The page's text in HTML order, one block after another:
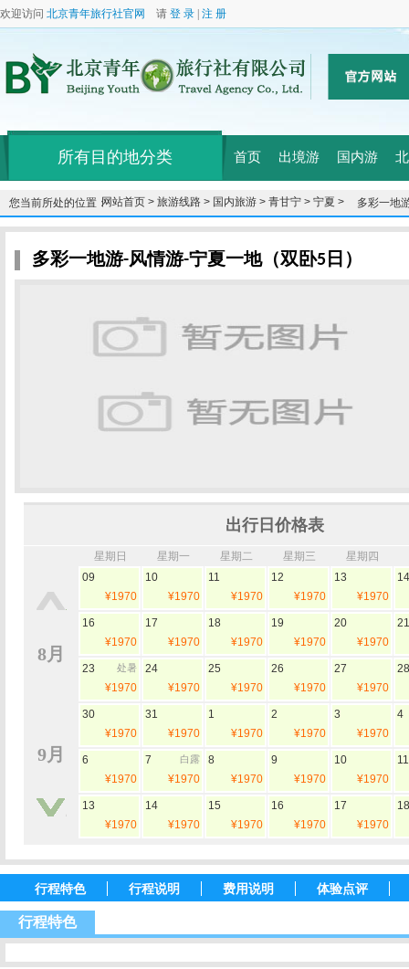
欢迎访问 北京青年旅行社官网 请 登 录 注 册
所有目的地分类 首页 出境游 国内游
您当前所处的位置：网站首页 > 旅游线路 > 国内旅游 > 青甘宁 > 宁夏 > 多彩一地
多彩一地游-风情游-宁夏一地（双卧5日）
出行日价格表
8月
9月
星期日 星期一 星期二 星期三 星期四
09
¥1970
10
¥1970
11
¥1970
12
¥1970
13
¥1970
14
16
¥1970
17
¥1970
18
¥1970
19
¥1970
20
¥1970
21
23 处暑
¥1970
24
¥1970
25
¥1970
26
¥1970
27
¥1970
28
30
¥1970
31
¥1970
1
¥1970
2
¥1970
3
¥1970
4
6
¥1970
7 白露
¥1970
8
¥1970
9
¥1970
10
¥1970
11
13
¥1970
14
¥1970
15
¥1970
16
¥1970
17
¥1970
18
行程特色 行程说明 费用说明 体验点评
行程特色